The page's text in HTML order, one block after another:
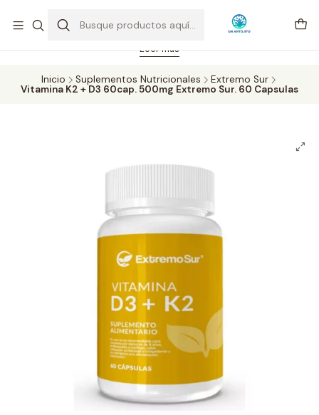
Feriado 21-05-2026 atención hasta las 14 hrs. Envío GRATIS mismo
día solo área Metropolitana Santiago por compras desde CLP 39.900.
Pedidos hasta 16 hrs., sábados y domingos hasta 14 hrs.
Leer más
Inicio Suplementos Nutricionales
Extremo Sur
Vitamina K2 + D3 60cap. 500mg Extremo Sur. 60 Capsulas